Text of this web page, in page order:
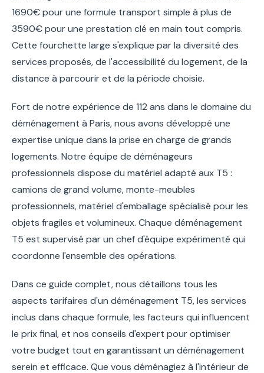
1690€ pour une formule transport simple à plus de
3590€ pour une prestation clé en main tout compris.
Cette fourchette large s'explique par la diversité des
services proposés, de l'accessibilité du logement, de la
distance à parcourir et de la période choisie.
Fort de notre expérience de 112 ans dans le domaine du
déménagement à Paris, nous avons développé une
expertise unique dans la prise en charge de grands
logements. Notre équipe de déménageurs
professionnels dispose du matériel adapté aux T5 :
camions de grand volume, monte-meubles
professionnels, matériel d'emballage spécialisé pour les
objets fragiles et volumineux. Chaque déménagement
T5 est supervisé par un chef d'équipe expérimenté qui
coordonne l'ensemble des opérations.
Dans ce guide complet, nous détaillons tous les
aspects tarifaires d'un déménagement T5, les services
inclus dans chaque formule, les facteurs qui influencent
le prix final, et nos conseils d'expert pour optimiser
votre budget tout en garantissant un déménagement
serein et efficace. Que vous déménagiez à l'intérieur de